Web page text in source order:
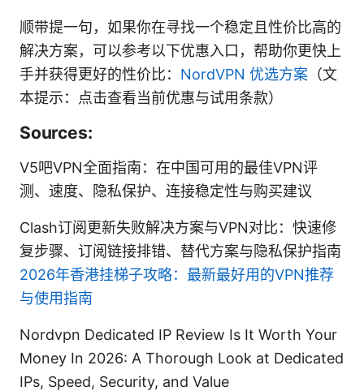
顺带提一句，如果你在寻找一个稳定且性价比高的
解决方案，可以参考以下优惠入口，帮助你更快上
手并获得更好的性价比： NordVPN 优选方案 （文
本提示：点击查看当前优惠与试用条款）
Sources:
V5吧VPN全面指南：在中国可用的最佳VPN评
测、速度、隐私保护、连接稳定性与购买建议
Clash订阅更新失败解决方案与VPN对比：快速修
复步骤、订阅链接排错、替代方案与隐私保护指南
2026年香港挂梯子攻略：最新最好用的VPN推荐
与使用指南
Nordvpn Dedicated IP Review Is It Worth Your
Money In 2026: A Thorough Look at Dedicated
IPs, Speed, Security, and Value